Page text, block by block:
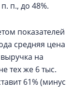
п., до 48%.
показателей
средняя цена
на
тех же 6 тыс.
61% (минус